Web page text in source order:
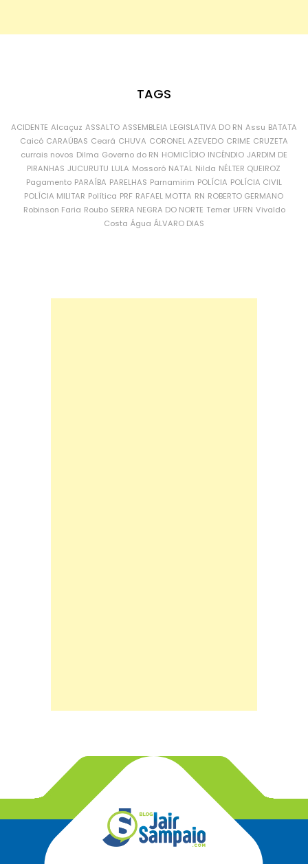
TAGS
ACIDENTE Alcaçuz ASSALTO ASSEMBLEIA LEGISLATIVA DO RN Assu BATATA
Caicó CARAÚBAS Ceará CHUVA CORONEL AZEVEDO CRIME CRUZETA
currais novos Dilma Governo do RN HOMICÍDIO INCÊNDIO JARDIM DE
PIRANHAS JUCURUTU LULA Mossoró NATAL Nilda NÉLTER QUEIROZ
Pagamento PARAÍBA PARELHAS Parnamirim POLÍCIA POLÍCIA CIVIL
POLÍCIA MILITAR Política PRF RAFAEL MOTTA RN ROBERTO GERMANO
Robinson Faria Roubo SERRA NEGRA DO NORTE Temer UFRN Vivaldo
Costa Água ÁLVARO DIAS